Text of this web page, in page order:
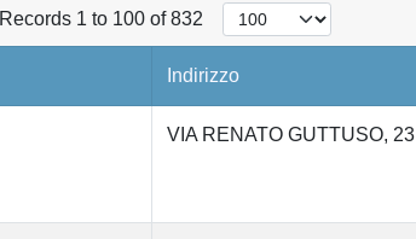
Records 1 to 100 of 832
Indirizzo
VIA RENATO GUTTUSO, 23